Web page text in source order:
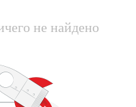
не найдено